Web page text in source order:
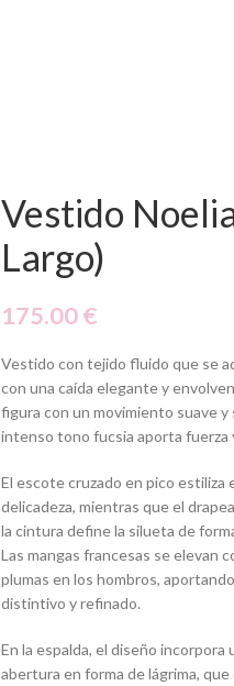
Vestido
Largo)
175.00€
Vestido con tejido fluido que se
con una caída elegante y
figura con un movimiento suave y
intenso tono fucsia aporta fuerza
El escote cruzado en pico estiliza
delicadeza, mientras que el
la cintura define la silueta de
Las mangas francesas se elevan
plumas en los hombros,
distintivo y refinado.
En la espalda, el diseño incorpora
abertura en forma de lágrima, que